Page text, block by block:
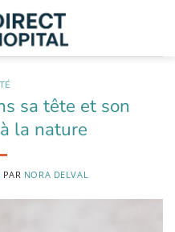
sa tête et son
la nature
PAR NORA DELVAL